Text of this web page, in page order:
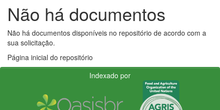
Não há documentos
Não há documentos disponíveis no repositório de acordo com a
sua solicitação.
Página inicial do repositório
Indexado por